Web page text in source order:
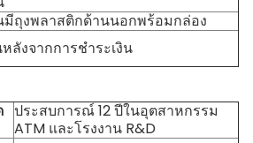
มีถุงพลาสติกด้านนอกพร้อมกล่อง
หลังจากการชำระเงิน
ประสบการณ์ 12 ปีในอุตสาหกรรม
ATM และโรงงาน R&D